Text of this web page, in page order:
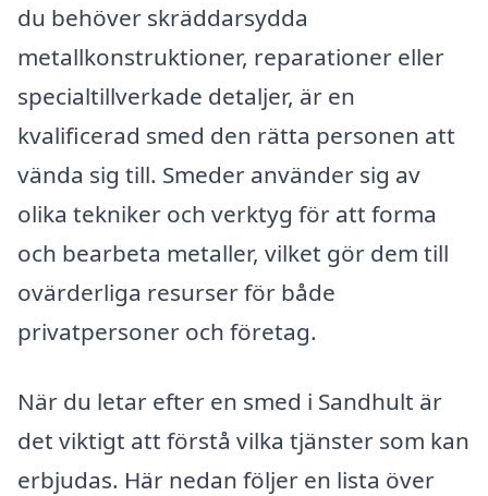
du behöver skräddarsydda
metallkonstruktioner, reparationer eller
specialtillverkade detaljer, är en
kvalificerad smed den rätta personen att
vända sig till. Smeder använder sig av
olika tekniker och verktyg för att forma
och bearbeta metaller, vilket gör dem till
ovärderliga resurser för både
privatpersoner och företag.
När du letar efter en smed i Sandhult är
det viktigt att förstå vilka tjänster som kan
erbjudas. Här nedan följer en lista över